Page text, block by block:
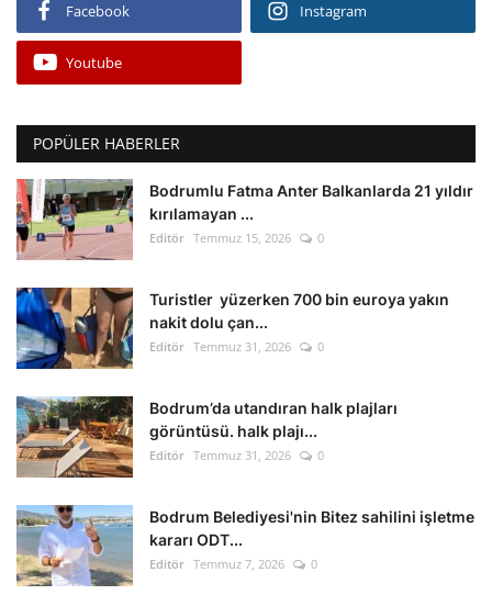
Facebook Instagram
Youtube
POPÜLER HABERLER
Bodrumlu Fatma Anter Balkanlarda 21 yıldır
kırılamayan ...
Editör Temmuz 15, 2026 0
Turistler yüzerken 700 bin euroya yakın
nakit dolu çan...
Editör Temmuz 31, 2026 0
Bodrum’da utandıran halk plajları
görüntüsü. halk plajı...
Editör Temmuz 31, 2026 0
Bodrum Belediyesi'nin Bitez sahilini işletme
kararı ODT...
Editör Temmuz 7, 2026 0